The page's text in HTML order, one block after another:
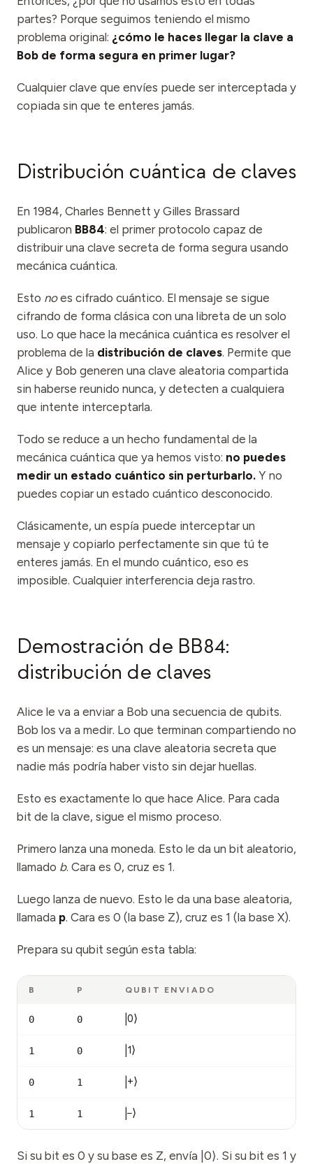
partes? Porque seguimos teniendo el mismo
problema original: ¿cómo le haces llegar la clave a
Bob de forma segura en primer lugar?
Cualquier clave que envíes puede ser interceptada y
copiada sin que te enteres jamás.
Distribución cuántica de claves
En 1984, Charles Bennett y Gilles Brassard
publicaron BB84: el primer protocolo capaz de
distribuir una clave secreta de forma segura usando
mecánica cuántica.
Esto noes cifrado cuántico. El mensaje se sigue
cifrando de forma clásica con una libreta de un solo
uso. Lo que hace la mecánica cuántica es resolver el
problema de la distribución de claves. Permite que
Alice y Bob generen una clave aleatoria compartida
sin haberse reunido nunca, y detecten a cualquiera
que intente interceptarla.
Todo se reduce a un hecho fundamental de la
mecánica cuántica que ya hemos visto: no puedes
medir un estado cuántico sin perturbarlo. Y no
puedes copiar un estado cuántico desconocido.
Clásicamente, un espía puede interceptar un
mensaje y copiarlo perfectamente sin que tú te
enteres jamás. En el mundo cuántico, eso es
imposible. Cualquier interferencia deja rastro.
Demostración de BB84:
distribución de claves
Alice le va a enviar a Bob una secuencia de qubits.
Bob los va a medir. Lo que terminan compartiendo no
es un mensaje: es una clave aleatoria secreta que
nadie más podría haber visto sin dejar huellas.
Esto es exactamente lo que hace Alice. Para cada
bit de la clave, sigue el mismo proceso.
Primero lanza una moneda. Esto le da un bit aleatorio,
llamado b. Cara es 0, cruz es 1.
Luego lanza de nuevo. Esto le da una base aleatoria,
llamada p. Cara es 0 (la base Z), cruz es 1 (la base X).
Prepara su qubit según esta tabla:
B P QUBIT ENVIADO
0 0 |0⟩
1 0 |1⟩
0 1 |+⟩
1 1 |−⟩
Si su bit es 0 y su base es Z, envía |0⟩. Si su bit es 1 y